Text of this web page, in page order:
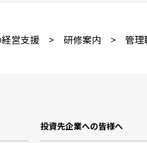
営支援 > 研修案内 > 管理
投資先企業への皆様へ